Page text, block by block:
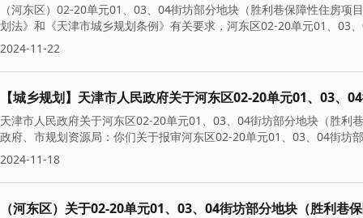
（河东区）02-20单元01、03、04街坊部分地块（胜利巷保障性住房
划法》和《天津市城乡规划条例》有关要求，河东区02-20单元01、03
2024-11-22
天津市人民政府关于河东区02-20单元01、03、04街坊部分地块（胜利
政府、市规划资源局：你们关于报审河东区02-20单元01、03、04街坊
2024-11-18
（河东区）关于02-20单元01、03、04街坊部分地块（胜利巷